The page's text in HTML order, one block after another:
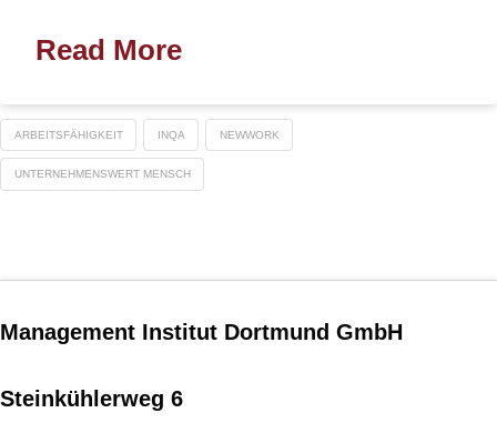
Read More
ARBEITSFÄHIGKEIT INQA NEWWORK
UNTERNEHMENSWERT MENSCH
Management Institut Dortmund GmbH
Steinkühlerweg 6